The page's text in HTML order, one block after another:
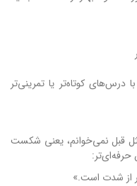
کوتاه‌تر یا تمرینی‌تر
قبل نمی‌خوانم، یعنی شکست
حرفه‌ای‌تر:
از شدت است.»